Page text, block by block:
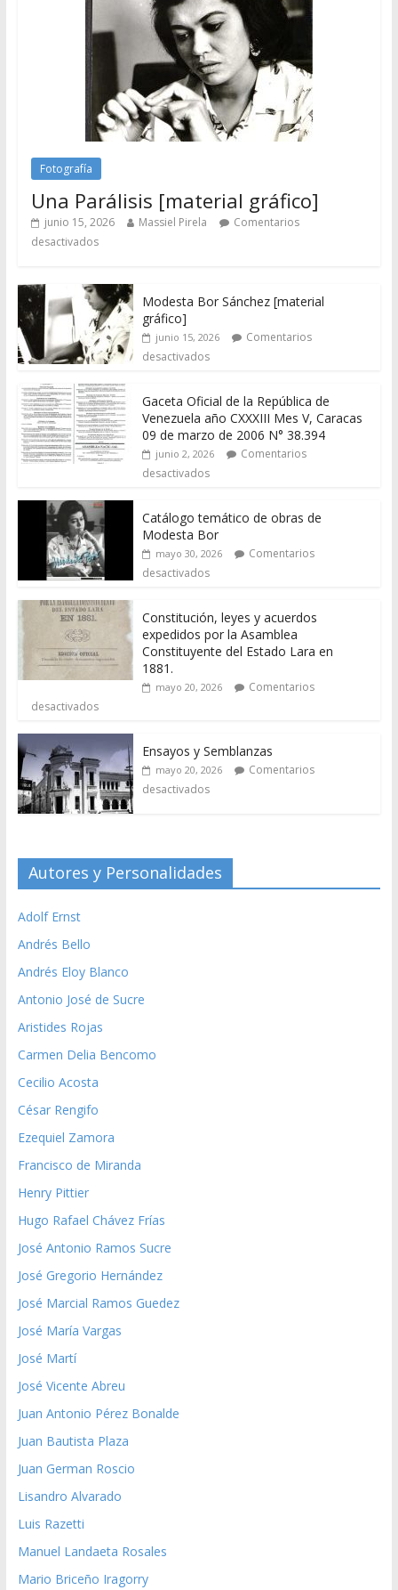
Fotografía
Una Parálisis [material gráfico]
junio 15, 2026 Massiel Pirela
Comentarios
desactivados
Modesta Bor Sánchez [material
gráfico]
junio 15, 2026
Comentarios
desactivados
Gaceta Oficial de la República de
Venezuela año CXXXIII Mes V, Caracas
09 de marzo de 2006 N° 38.394
junio 2, 2026
Comentarios
desactivados
Catálogo temático de obras de
Modesta Bor
mayo 30, 2026
Comentarios
desactivados
Constitución, leyes y acuerdos
expedidos por la Asamblea
Constituyente del Estado Lara en
1881.
mayo 20, 2026
Comentarios
desactivados
Ensayos y Semblanzas
mayo 20, 2026
Comentarios
desactivados
Autores y Personalidades
Adolf Ernst
Andrés Bello
Andrés Eloy Blanco
Antonio José de Sucre
Aristides Rojas
Carmen Delia Bencomo
Cecilio Acosta
César Rengifo
Ezequiel Zamora
Francisco de Miranda
Henry Pittier
Hugo Rafael Chávez Frías
José Antonio Ramos Sucre
José Gregorio Hernández
José Marcial Ramos Guedez
José María Vargas
José Martí
José Vicente Abreu
Juan Antonio Pérez Bonalde
Juan Bautista Plaza
Juan German Roscio
Lisandro Alvarado
Luis Razetti
Manuel Landaeta Rosales
Mario Briceño Iragorry